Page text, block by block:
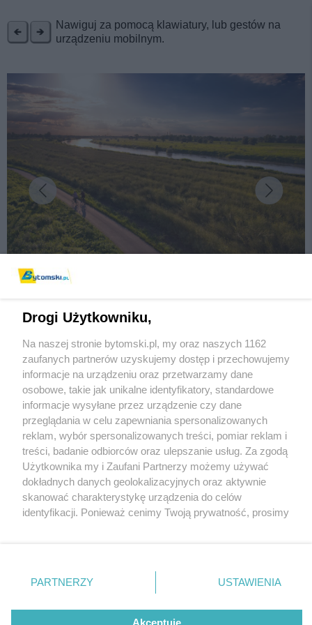
Nawiguj za pomocą klawiatury, lub gestów na
urządzeniu mobilnym.
Małopolskę!
4 / 13
Wiślana Trasa Rowerowa
Wydawca mediów lokalnych
Nie zapomnij
zapoznać się z:
polityką prywatności regulamin korzystania z portali
Twojemiasto
Piekary Śląskie
Chorzów
Tarnowskie Góry
Gliwice
Skontakuj sięz nami
Kontakt
Wydawca
Pogoda
Drogi Użytkowniku,
Na naszej stronie bytomski.pl, my oraz naszych 1162
zaufanych partnerów uzyskujemy dostęp i przechowujemy
informacje na urządzeniu oraz przetwarzamy dane
osobowe, takie jak unikalne identyfikatory, standardowe
informacje wysyłane przez urządzenie czy dane
przeglądania w celu zapewniania spersonalizowanych
reklam, wybór spersonalizowanych treści, pomiar reklam i
treści, badanie odbiorców oraz ulepszanie usług. Za zgodą
Użytkownika my i Zaufani Partnerzy możemy używać
dokładnych danych geolokalizacyjnych oraz aktywnie
skanować charakterystykę urządzenia do celów
identyfikacji. Ponieważ cenimy Twoją prywatność, prosimy
prywatności znajdujący się w lewym dolnym rogu strony
. Niektóre rodzaje przetwarzania danych nie wymagają
zgody użytkownika, ale masz prawo sprzeciwić się
takiemu przetwarzaniu. Preferencje będą miały
PARTNERZY USTAWIENIA
Akceptuję